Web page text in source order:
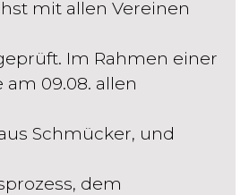
mit allen Vereinen
Im Rahmen einer
09.08. allen
Schmücker, und
dem